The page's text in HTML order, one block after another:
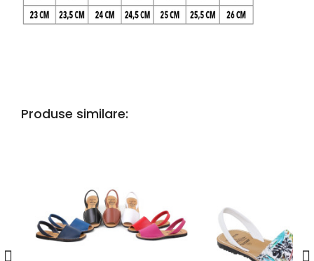
Produse similare: